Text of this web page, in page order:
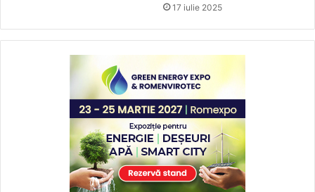
17 iulie 2025